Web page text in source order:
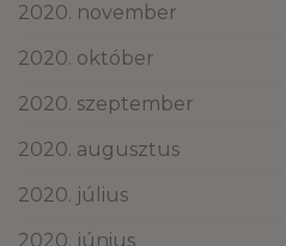
2020. november
2020. október
2020. szeptember
2020. augusztus
2020. július
2020. június